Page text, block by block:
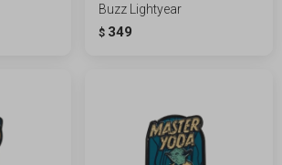
Buzz Lightyear
$ 349